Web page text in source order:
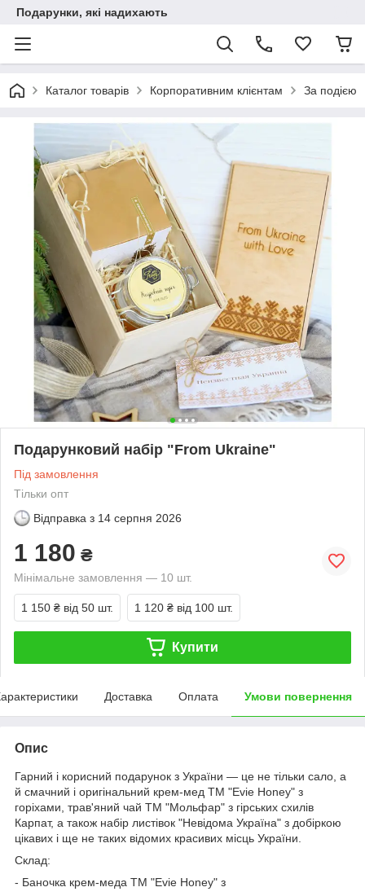
Подарунки, які надихають
Каталог товарів Корпоративним клієнтам За подією
Подарунковий набір "From Ukraine"
Під замовлення
Тільки опт
Відправка з 14 серпня 2026
1 180 ₴
Мінімальне замовлення — 10 шт.
1 150 ₴ від 50 шт. 1 120 ₴ від 100 шт.
Купити
Доставка Оплата Умови повернення
Опис
Гарний і корисний подарунок з України — це не тільки сало, а
й смачний і оригінальний крем-мед ТМ "Evie Honey" з
горіхами, трав'яний чай ТМ "Мольфар" з гірських схилів
Карпат, а також набір листівок "Невідома Україна" з добіркою
цікавих і ще не таких відомих красивих місць України.
Склад:
- Баночка крем-меда ТМ "Evie Honey" з